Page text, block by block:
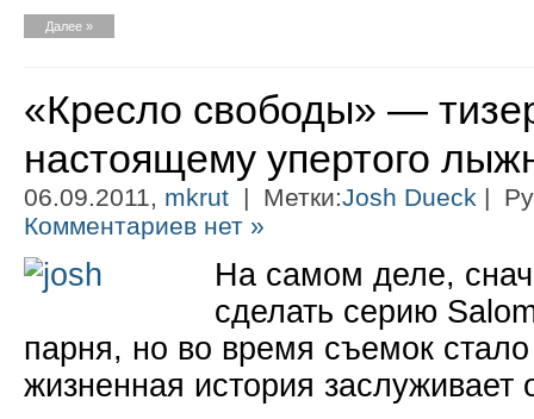
Далее »
«Кресло свободы» —
настоящему упертого
06.09.2011, mkrut | Метки:Josh Dueck |
Комментариев нет »
На самом деле,
сделать серию
парня, но во время съемок стало
жизненная история